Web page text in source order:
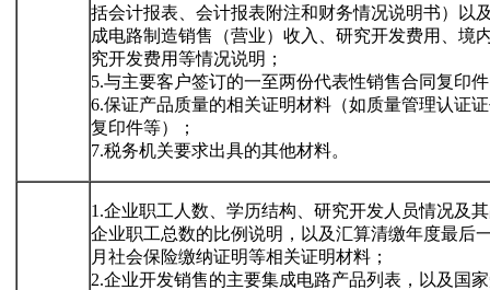
括会计报表、会计报表附注和财务情况说明书）以
成电路制造销售（营业）收入、研究开发费用、境
究开发费用等情况说明；
5.与主要客户签订的一至两份代表性销售合同复印
6.保证产品质量的相关证明材料（如质量管理认证
复印件等）；
7.税务机关要求出具的其他材料。
1.企业职工人数、学历结构、研究开发人员情况及
企业职工总数的比例说明，以及汇算清缴年度最后
月社会保险缴纳证明等相关证明材料；
2.企业开发销售的主要集成电路产品列表，以及国